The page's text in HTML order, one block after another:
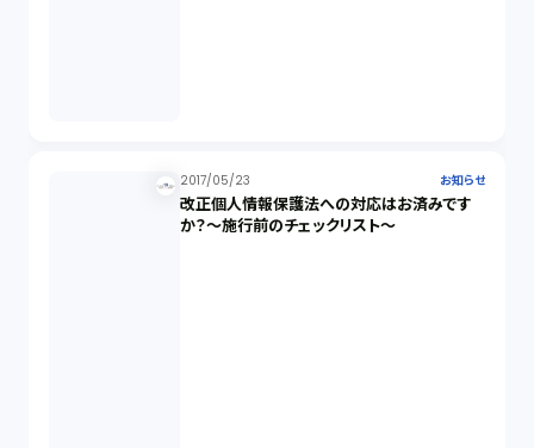
2017/05/23 お知らせ
改正個人情報保護法への対応はお済みです
か？～施行前のチェックリスト～